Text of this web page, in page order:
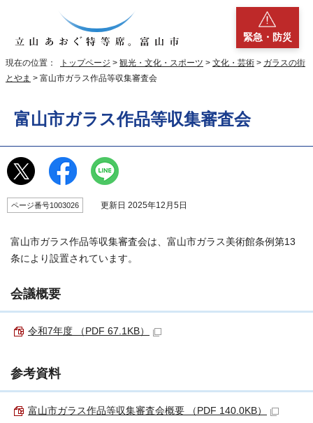
緊急・防災
現在の位置： トップページ > 観光・文化・スポーツ > 文化・芸術 > ガラスの街
とやま > 富山市ガラス作品等収集審査会
富山市ガラス作品等収集審査会
ページ番号1003026 更新日 2025年12月5日
富山市ガラス作品等収集審査会は、富山市ガラス美術館条例第13
条により設置されています。
会議概要
令和7年度 （PDF 67.1KB）
参考資料
富山市ガラス作品等収集審査会概要 （PDF 140.0KB）